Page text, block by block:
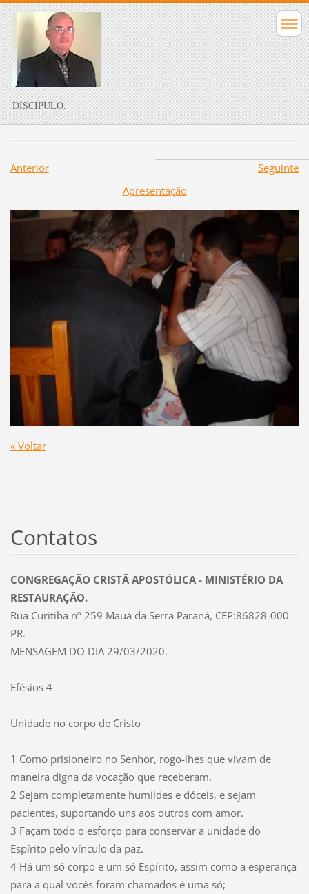
DISCÍPULO.
Anterior
Seguinte
Apresentação
« Voltar
Contatos
CONGREGAÇÃO CRISTÃ APOSTÓLICA - MINISTÉRIO DA
RESTAURAÇÃO.
Rua Curitiba nº 259 Mauá da Serra Paraná, CEP:86828-000
PR.
MENSAGEM DO DIA 29/03/2020.
Efésios 4
Unidade no corpo de Cristo
1 Como prisioneiro no Senhor, rogo-lhes que vivam de
maneira digna da vocação que receberam.
2 Sejam completamente humildes e dóceis, e sejam
pacientes, suportando uns aos outros com amor.
3 Façam todo o esforço para conservar a unidade do
Espírito pelo vínculo da paz.
4 Há um só corpo e um só Espírito, assim como a esperança
para a qual vocês foram chamados é uma só;